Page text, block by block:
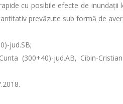
cu posibile efecte de
prevăzute sub formă de
jud.SB;
(300+40)-jud.AB, Cibin-